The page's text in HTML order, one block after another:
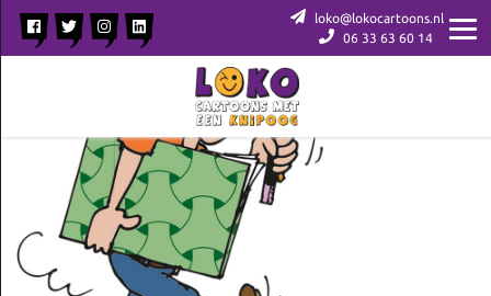
loko@lokocartoons.nl
06 33 63 60 14